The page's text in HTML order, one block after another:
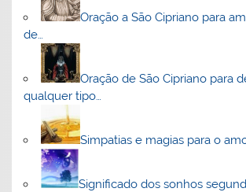
Oração a São Cipriano para
de…
Oração de São Cipriano para
qualquer tipo…
Simpatias e magias para o
Significado dos sonhos